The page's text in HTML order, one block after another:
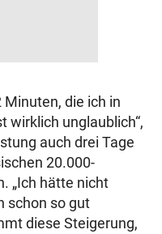
Minuten, die ich in
wirklich unglaublich“,
auch drei Tage
20.000-
„Ich hätte nicht
schon so gut
diese Steigerung,